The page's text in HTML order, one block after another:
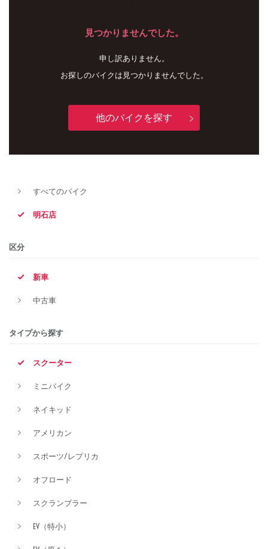
見つかりませんでした。
申し訳ありません。
お探しのバイクは見つかりませんでした。
他のバイクを探す
すべてのバイク
明石店
区分
新車
中古車
タイプから探す
スクーター
ミニバイク
ネイキッド
アメリカン
スポーツ/レプリカ
オフロード
スクランブラー
EV（特小）
メーカー
排気量